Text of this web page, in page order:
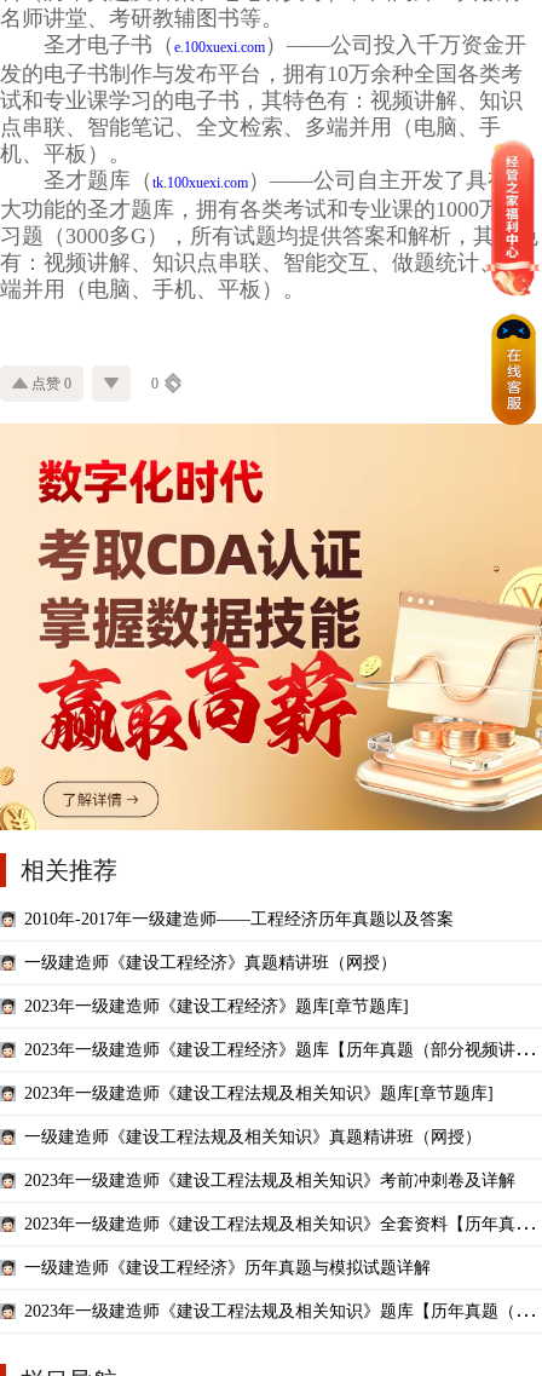
名师讲堂、考研教辅图书等。
圣才电子书（ e.100xuexi.com ）——公司投入千万资金开
发的电子书制作与发布平台，拥有10万余种全国各类考
试和专业课学习的电子书，其特色有：视频讲解、知识
点串联、智能笔记、全文检索、多端并用（电脑、手
机、平板）。
圣才题库（ tk.100xuexi.com ）——公司自主开发了具有强
大功能的圣才题库，拥有各类考试和专业课的1000万道
习题（3000多G），所有试题均提供答案和解析，其特色
有：视频讲解、知识点串联、智能交互、做题统计、多
端并用（电脑、手机、平板）。
点赞 0 0
相关推荐
2010年-2017年一级建造师——工程经济历年真题以及答案
一级建造师《建设工程经济》真题精讲班（网授）
2023年一级建造师《建设工程经济》题库[章节题库]
2023年一级建造师《建设工程经济》题库【历年真题（部分视频讲
2023年一级建造师《建设工程法规及相关知识》题库[章节题库]
一级建造师《建设工程法规及相关知识》真题精讲班（网授）
2023年一级建造师《建设工程法规及相关知识》考前冲刺卷及详解
2023年一级建造师《建设工程法规及相关知识》全套资料【历年真题
一级建造师《建设工程经济》历年真题与模拟试题详解
2023年一级建造师《建设工程法规及相关知识》题库【历年真题（部